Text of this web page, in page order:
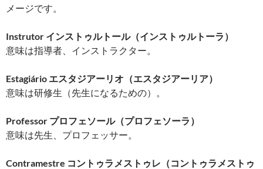
メージです。
Instrutor インストゥルトール（インストゥルトーラ）
意味は指導者、インストラクター。
Estagiário エスタジアーリオ（エスタジアーリア）
意味は研修生（先生になるための）。
Professor プロフェソール（プロフェソーラ）
意味は先生、プロフェッサー。
Contramestre コントゥラメストゥレ（コントゥラメストゥ